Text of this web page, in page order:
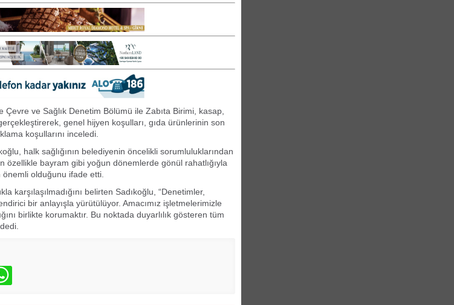
Çevre ve Sağlık Denetim Bölümü ile Zabıta Birimi, kasap,
genel hijyen koşulları, gıda ürünlerinin son
koşullarını inceledi.
halk sağlığının belediyenin öncelikli sorumluluklarından
özellikle bayram gibi yoğun dönemlerde gönül rahatlığıyla
olduğunu ifade etti.
karşılaşılmadığını belirten Sadıkoğlu, “Denetimler,
bir anlayışla yürütülüyor. Amacımız işletmelerimizle
birlikte korumaktır. Bu noktada duyarlılık gösteren tüm